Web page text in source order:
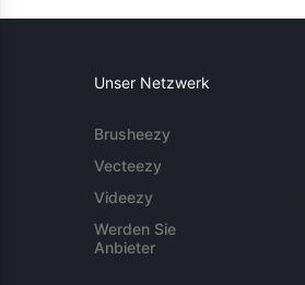
Unser Netzwerk
Brusheezy
Vecteezy
Videezy
Werden Sie
Anbieter